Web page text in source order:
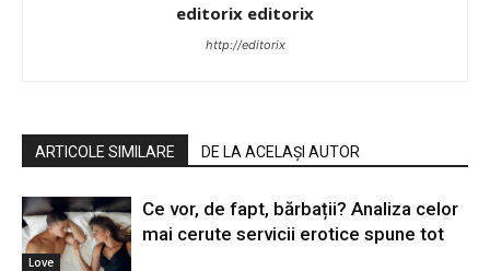
editorix editorix
http://editorix
ARTICOLE SIMILARE DE LA ACELAȘI AUTOR
Love
Ce vor, de fapt, bărbații? Analiza celor
mai cerute servicii erotice spune tot